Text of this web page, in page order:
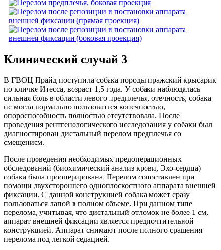
Клинический случай 3
В ГВОЦ Прайд поступила собака породы пражский крысарик
по кличке Итесса, возраст 1,5 года. У собаки наблюдалась
сильная боль в области левого предплечья, отечность, собака
не могла нормально пользоваться конечностью,
опороспособность полностью отсутствовала. После
проведения рентгенологического исследования у собаки был
диагностирован дистальный перелом предплечья со
смещением.
После проведения необходимых предоперационных
обследований (биохимический анализ крови, Эхо-сердца)
собака была прооперирована. Перелом сопоставлен при
помощи двухстороннего одноплоскостного аппарата внешней
фиксации. С данной конструкцией собака может сразу
пользоваться лапой в полном объеме. При данном типе
перелома, учитывая, что дистальный отломок не более 1 см,
аппарат внешней фиксации является предпочтительной
конструкцией. Аппарат снимают после полного сращения
перелома под легкой седацией.